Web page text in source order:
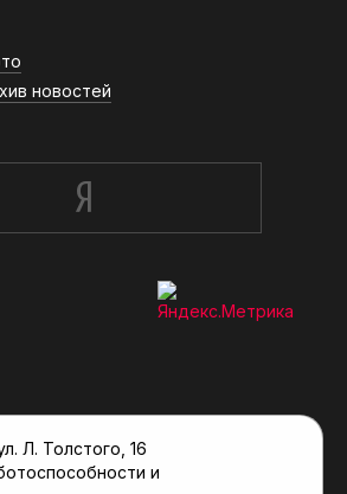
новостей
Л. Толстого, 16
и